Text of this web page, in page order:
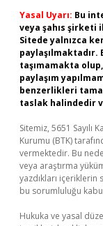
Yasal Uyarı: Bu
veya şahıs şirketi
Sitede yalnızca
taşımamakta
paylaşım
benzerlikleri
taslak halindedir
Sitemiz, 5651 Sayılı
Kurumu (BTK)
vermektedir. Bu
veya araştırma
yazdıkları
bu sorumluluğu
Hukuka ve yasal